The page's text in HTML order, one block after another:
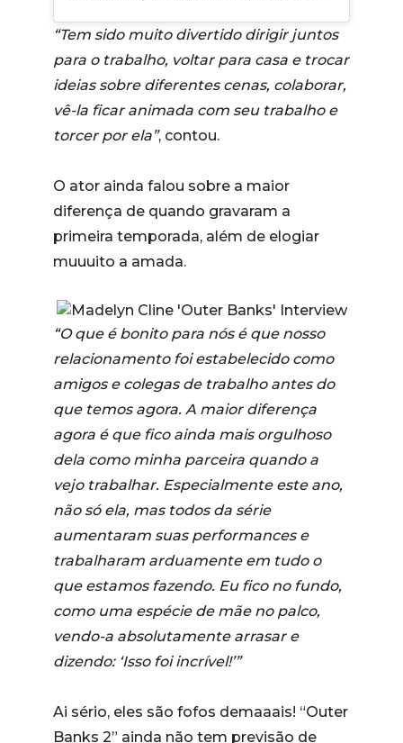
“Tem sido muito divertido dirigir juntos
para o trabalho, voltar para casa e trocar
ideias sobre diferentes cenas, colaborar,
vê-la ficar animada com seu trabalho e
torcer por ela”, contou.
O ator ainda falou sobre a maior
diferença de quando gravaram a
primeira temporada, além de elogiar
muuuito a amada.
“O que é bonito para nós é que nosso
relacionamento foi estabelecido como
amigos e colegas de trabalho antes do
que temos agora. A maior diferença
agora é que fico ainda mais orgulhoso
dela como minha parceira quando a
vejo trabalhar. Especialmente este ano,
não só ela, mas todos da série
aumentaram suas performances e
trabalharam arduamente em tudo o
que estamos fazendo. Eu fico no fundo,
como uma espécie de mãe no palco,
vendo-a absolutamente arrasar e
dizendo: ‘Isso foi incrível!’”
Ai sério, eles são fofos demaaais! “Outer
Banks 2” ainda não tem previsão de